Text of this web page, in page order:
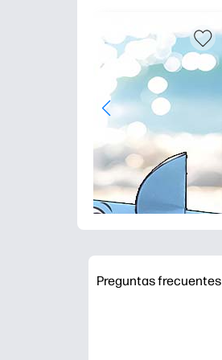
Preguntas frecuentes